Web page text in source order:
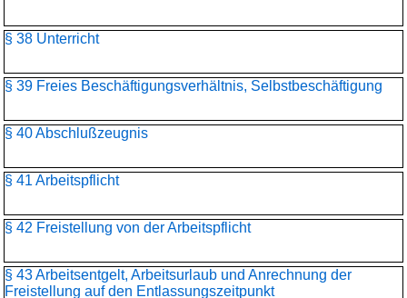
§ 38 Unterricht
§ 39 Freies Beschäftigungsverhältnis, Selbstbeschäftigung
§ 40 Abschlußzeugnis
§ 41 Arbeitspflicht
§ 42 Freistellung von der Arbeitspflicht
§ 43 Arbeitsentgelt, Arbeitsurlaub und Anrechnung der
Freistellung auf den Entlassungszeitpunkt